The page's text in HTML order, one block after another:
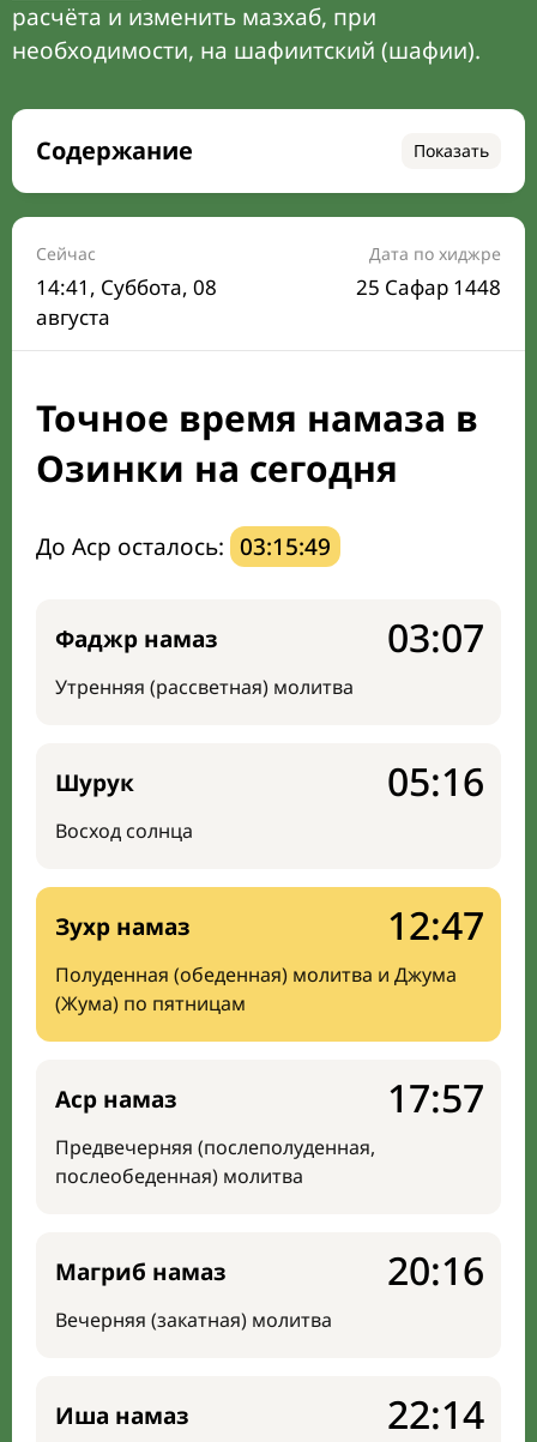
расчёта и изменить мазхаб, при
необходимости, на шафиитский (шафии).
Содержание Показать
Время намаза на сегодня
Расписание на месяц
Время Сухура и Ифтара на сегодня
Календарь рамадана
Мечети и молельные комнаты
Направление киблы
Сейчас
14:41 , Суббота, 08
августа
Дата по хиджре
25 Сафар 1448
Точное время намаза в
Озинки на сегодня
До Аср осталось: 03:15:48
Фаджр намаз
Утренняя (рассветная) молитва
03:07
Шурук
Восход солнца
05:16
Зухр намаз
Полуденная (обеденная) молитва и Джума
(Жума) по пятницам
12:47
Аср намаз
Предвечерняя (послеполуденная,
послеобеденная) молитва
17:57
Магриб намаз
Вечерняя (закатная) молитва
20:16
Иша намаз 22:14